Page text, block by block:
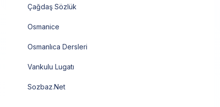
Çağdaş Sözlük
Osmanice
Osmanlıca Dersleri
Vankulu Lugatı
Sozbaz.Net